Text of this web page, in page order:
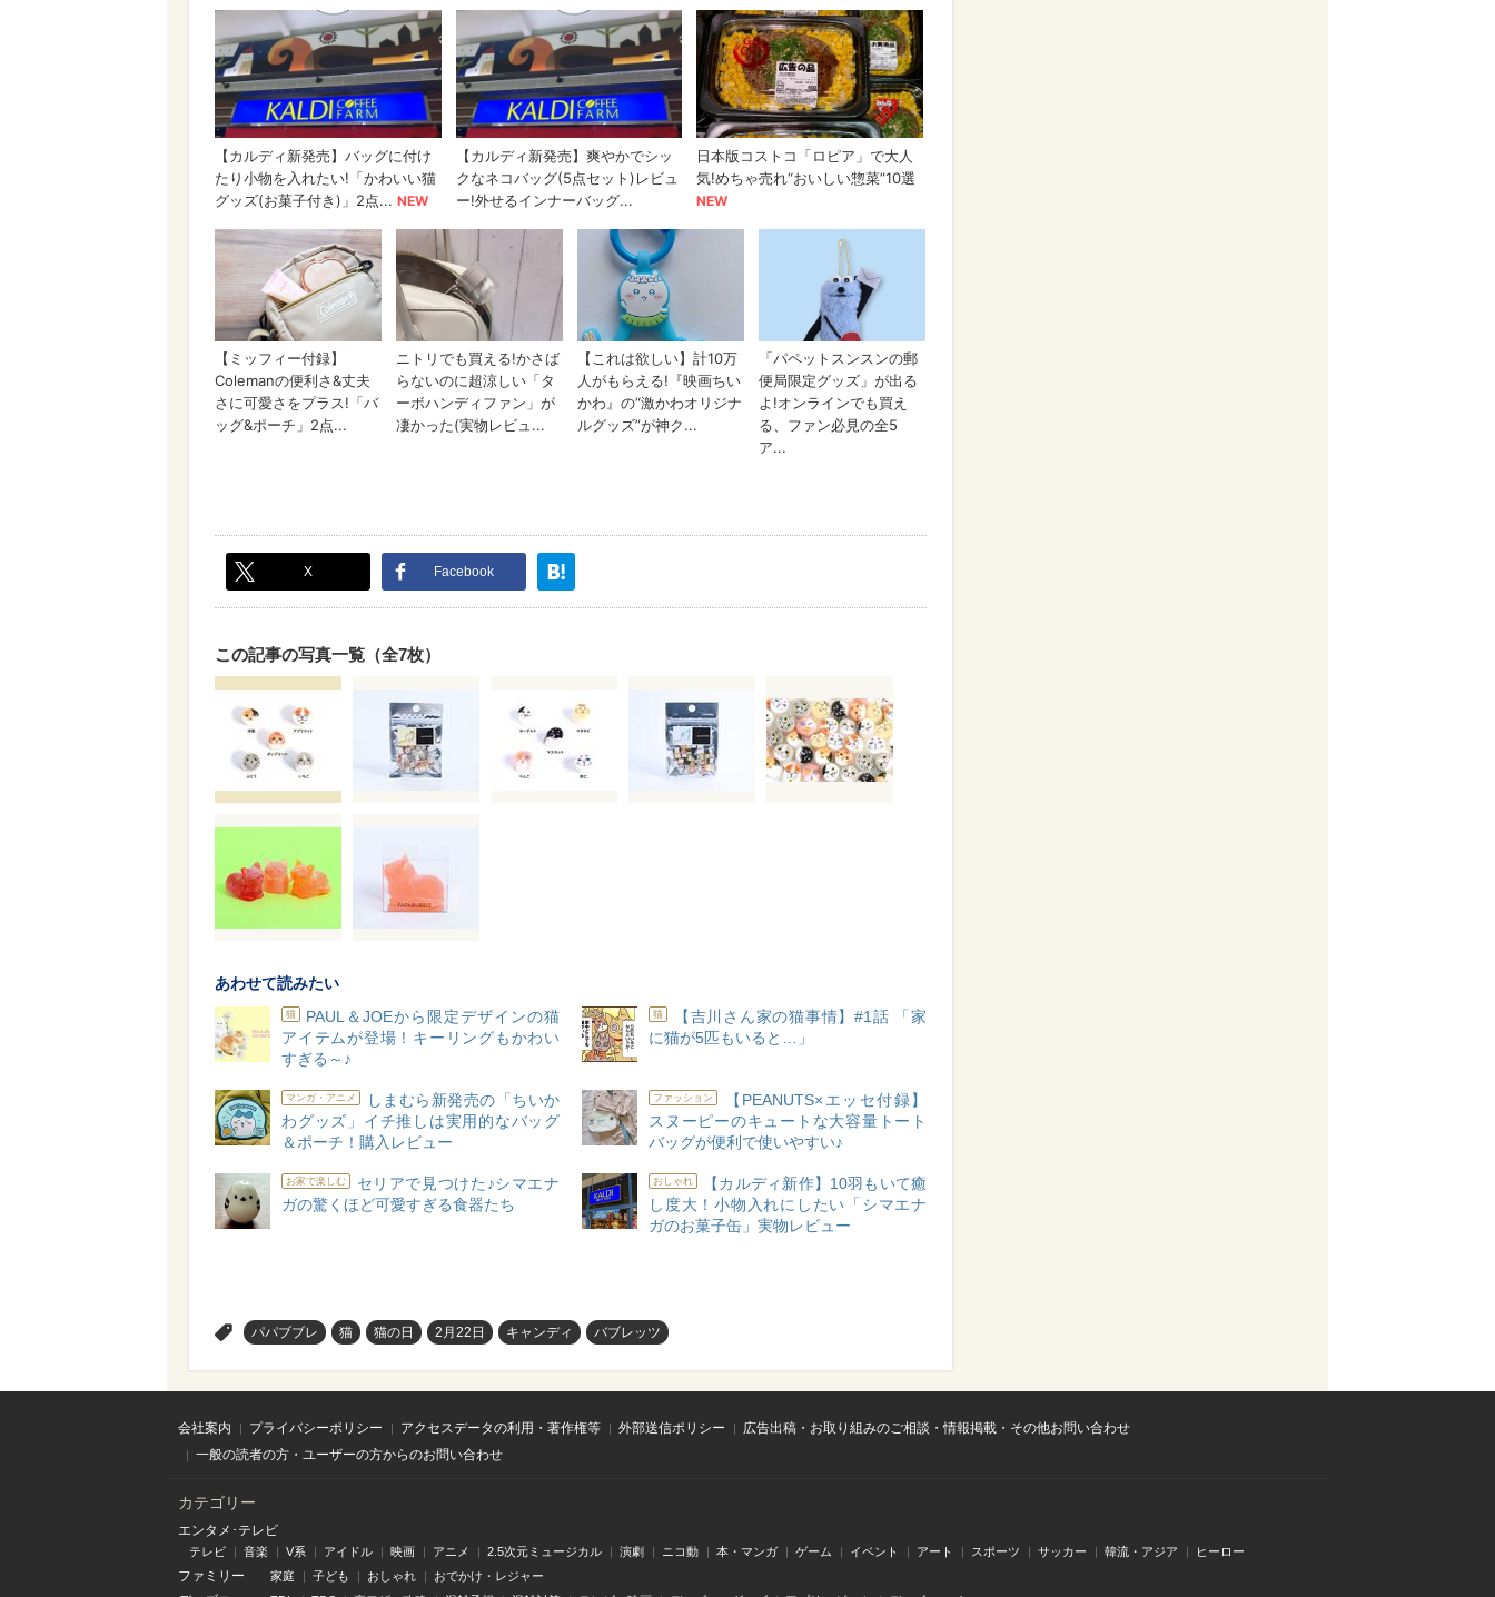
X Facebook
この記事の写真一覧（全7枚）
あわせて読みたい
猫
PAUL＆JOEから限定デザインの猫
アイテムが登場！キーリングもかわい
すぎる～♪
猫
【吉川さん家の猫事情】#1話 「家
に猫が5匹もいると…」
マンガ・アニメ
しまむら新発売の「ちいか
わグッズ」イチ推しは実用的なバッグ
＆ポーチ！購入レビュー
ファッション
【PEANUTS×エッセ付録】
スヌーピーのキュートな大容量トート
バッグが便利で使いやすい♪
お家で楽しむ
セリアで見つけた♪シマエナ
ガの驚くほど可愛すぎる食器たち
おしゃれ
【カルディ新作】10羽もいて癒
し度大！小物入れにしたい「シマエナ
ガのお菓子缶」実物レビュー
パパブブレ 猫 猫の日 2月22日 キャンディ バブレッツ
会社案内 プライバシーポリシー アクセスデータの利用・著作権等 外部送信ポリシー
広告出稿・お取り組みのご相談・情報掲載・その他お問い合わせ
一般の読者の方・ユーザーの方からのお問い合わせ
カテゴリー
エンタメ･テレビ
テレビ 音楽 V系 アイドル 映画 アニメ 2.5次元ミュージカル 演劇 ニコ動 本・マンガ ゲーム イベント アート スポーツ サッカー 韓流・アジア ヒーロー
ファミリー 家庭 子ども おしゃれ おでかけ・レジャー